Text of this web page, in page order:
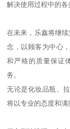
解决使用过程中的各
在未来，乐鑫将继
念，以顾客为中心
和严格的质量保证
务。
无论是化妆品瓶、
将以专业的态度和满